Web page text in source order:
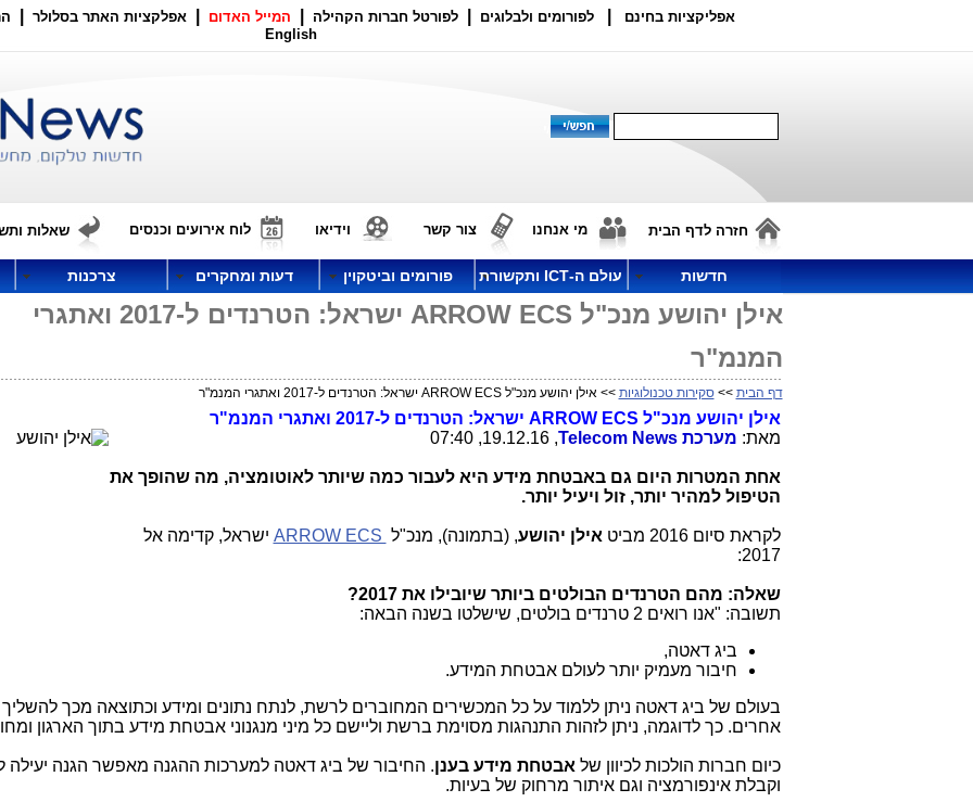
אפליקציות בחינם לפורומים ולבלוגים לפורטל חברות הקהילה המייל האדום אפלקציות האתר בסלולר
English
חזרה לדף הבית מי אנחנו צור קשר וידיאו לוח אירועים וכנסים שאלות
חדשות עולם ה-ICT ותקשורת פורומים וביטקוין דעות ומחקרים צרכנות
אילן יהושע מנכ"ל ARROW ECS ישראל: הטרנדים ל-2017 ואתגרי
המנמ"ר
דף הבית >>סקירות טכנולוגיות >> אילן יהושע מנכ"ל ARROW ECS ישראל: הטרנדים ל-2017 ואתגרי המנמ"ר
אילן יהושע מנכ"ל ARROW ECS ישראל: הטרנדים ל-2017 ואתגרי המנמ"ר
מאת: מערכתTelecom News
, 19.12.16, 07:40
אחת המטרות היום גם באבטחת מידע היא לעבור כמה שיותר לאוטומציה, מה שהופך את
הטיפול למהיר יותר, זול ויעיל יותר.
לקראת סיום 2016 מביט אילן יהושע, (בתמונה), מנכ"ל ARROW ECS ישראל, קדימה אל
2017:
שאלה: מהם הטרנדים הבולטים ביותר שיובילו את 2017?
תשובה: "אנו רואים 2 טרנדים בולטים, שישלטו בשנה הבאה:
ביג דאטה,
חיבור מעמיק יותר לעולם אבטחת המידע.
בעולם של ביג דאטה ניתן ללמוד על כל המכשירים המחוברים לרשת, לנתח נתונים ומידע וכתוצאה מכך
אחרים. כך לדוגמה, ניתן לזהות התנהגות מסוימת ברשת וליישם כל מיני מנגנוני אבטחת מידע בתוך הארגון
כיום חברות הולכות לכיוון של אבטחת מידע בענן. החיבור של ביג דאטה למערכות ההגנה מאפשר הגנה יעילה
וקבלת אינפורמציה וגם איתור מרחוק של בעיות.